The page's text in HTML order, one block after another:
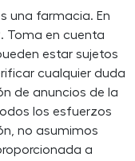
una farmacia. En
Toma en cuenta
estar sujetos
cualquier duda
de anuncios de la
los esfuerzos
no asumimos
a